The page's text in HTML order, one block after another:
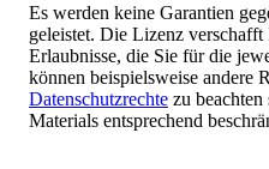
Es werden keine Garantien
geleistet. Die Lizenz
Erlaubnisse, die Sie für die
können beispielsweise andere
Datenschutzrechte zu
Materials entsprechend